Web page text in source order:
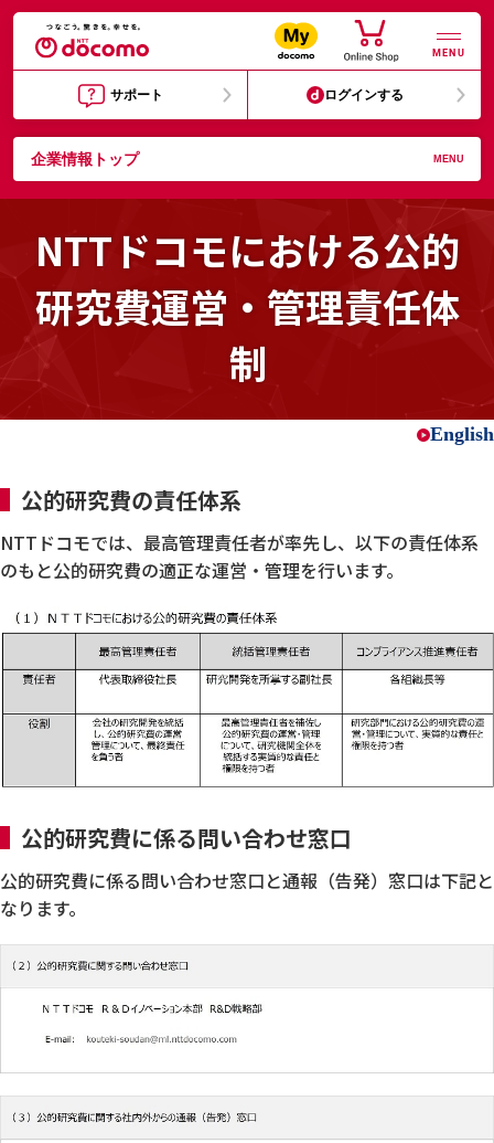
MENU
サポート ログインする
企業情報トップ MENU
NTTドコモにおける公的
研究費運営・管理責任体
制
English
公的研究費の責任体系
NTTドコモでは、最高管理責任者が率先し、以下の責任体系
のもと公的研究費の適正な運営・管理を行います。
公的研究費に係る問い合わせ窓口
公的研究費に係る問い合わせ窓口と通報（告発）窓口は下記と
なります。